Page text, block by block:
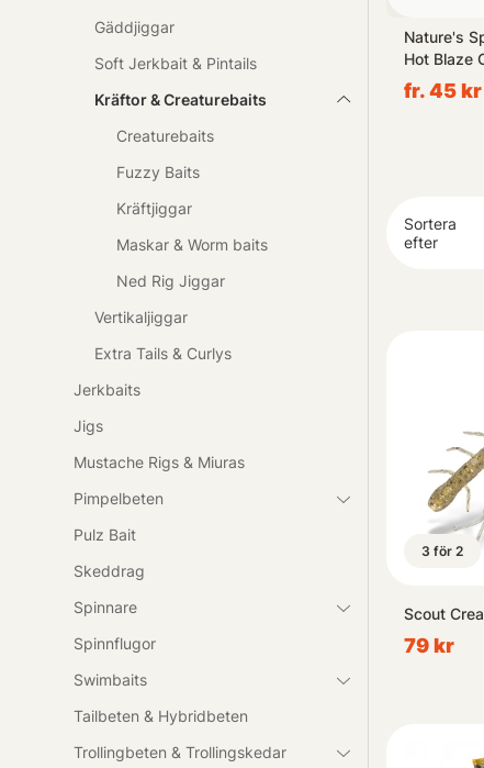
Gäddjiggar
Soft Jerkbait & Pintails
Kräftor & Creaturebaits
Creaturebaits
Fuzzy Baits
Kräftjiggar
Maskar & Worm baits
Ned Rig Jiggar
Vertikaljiggar
Extra Tails & Curlys
Jerkbaits
Jigs
Mustache Rigs & Miuras
Pimpelbeten
Pulz Bait
Skeddrag
Spinnare
Spinnflugor
Swimbaits
Tailbeten & Hybridbeten
Trollingbeten & Trollingskedar
Libra Lures Larva 45 Krill (8-
pack) - Silver Pearl
fr. 119 kr
Nature's
Hot Blaze
fr. 45 kr
Sortera
efter
3 för 2
Scout
79 kr